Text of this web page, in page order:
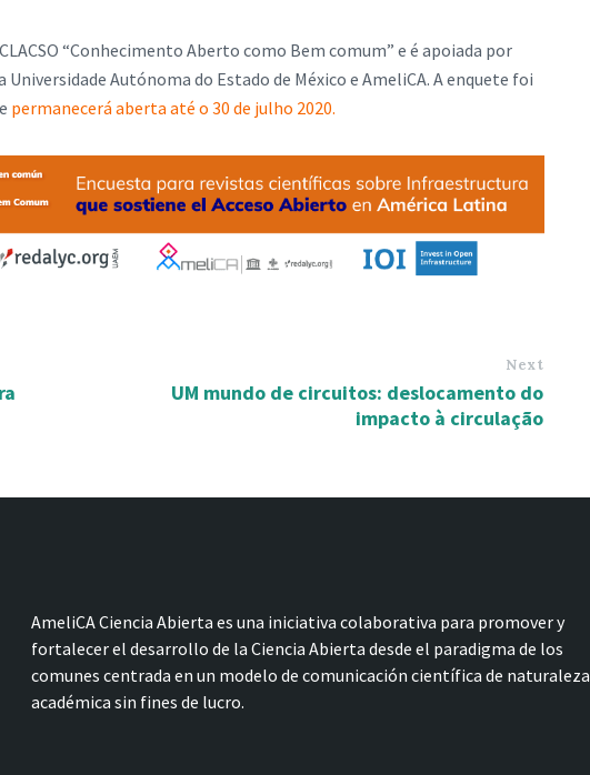
“Conhecimento Aberto como Bem comum” e é apoiada por
Autónoma do Estado de México e AmeliCA. A enquete foi
permanecerá aberta até o 30 de julho 2020.
Next
UM mundo de circuitos: deslocamento do
impacto à circulação
AmeliCA Ciencia Abierta es una iniciativa colaborativa para promover y
fortalecer el desarrollo de la Ciencia Abierta desde el paradigma de los
comunes centrada en un modelo de comunicación científica de naturaleza
académica sin fines de lucro.